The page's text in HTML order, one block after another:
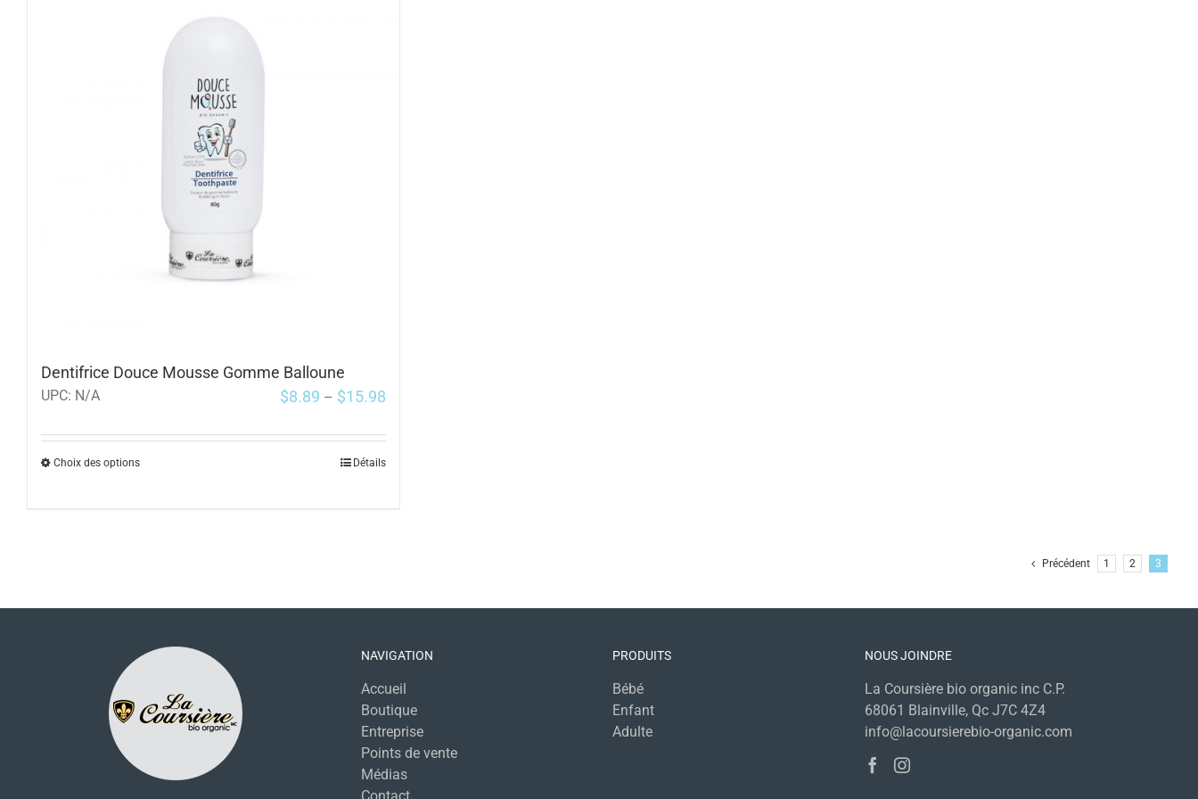
Dentifrice Douce Mousse Gomme Balloune
UPC: N/A $8.89 – $15.98
Choix des options Détails
Précédent 1 2 3
NAVIGATION
Accueil
Boutique
Entreprise
Points de vente
Médias
PRODUITS
Bébé
Enfant
Adulte
NOUS JOINDRE
La Coursière bio organic inc C.P.
68061 Blainville, Qc J7C 4Z4
info@lacoursierebio-organic.com